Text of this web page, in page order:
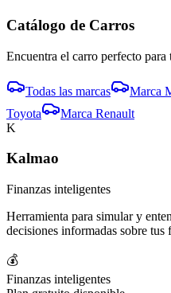
Catálogo de Carros
Encuentra el carro perfecto para
Todas las marcas Marca
Toyota
Marca Renault
K
Kalmao
Finanzas inteligentes
Herramienta para simular y
decisiones informadas sobre tus
💰
Finanzas inteligentes